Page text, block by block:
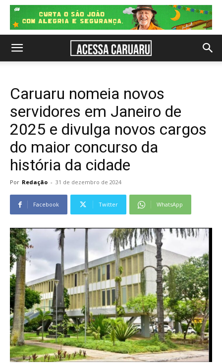
Caruaru nomeia novos
servidores em Janeiro de
2025 e divulga novos cargos
do maior concurso da
história da cidade
Por Redação - 31 de dezembro de 2024
Facebook Twitter WhatsApp